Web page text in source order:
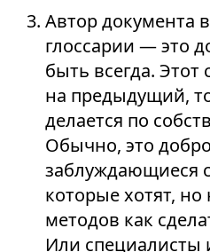
Автор документа
глоссарии — это
быть всегда. Этот
на предыдущий,
делается по
Обычно, это
заблуждающиеся
которые хотят,
методов как
Или специалисты